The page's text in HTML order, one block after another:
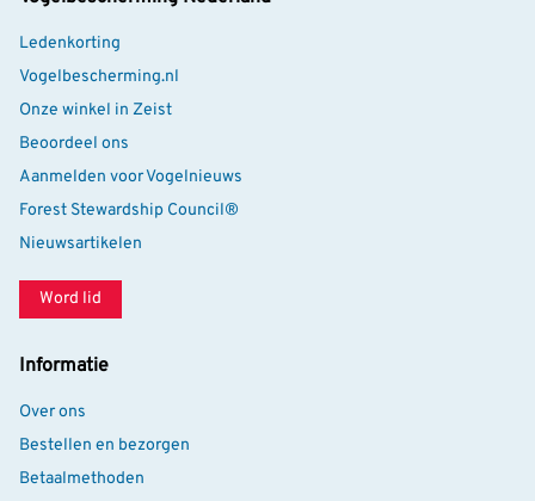
aan meer insecten en meer vogels.
Voordelen op een rij:
Grootste model uit de serie, met maximale
nestcapaciteit
Ondersteunt bestuivers én vergroot het voedselaanbod
voor vogels
Gevuld met bamboe en hardhouten nestkamers in
diverse diameters
Stevig, duurzaam en stijlvol vormgegeven
Ledenkorting
Vogelbescherming.nl
Onze winkel in Zeist
Beoordeel ons
Aanmelden voor Vogelnieuws
Forest Stewardship Council®
Nieuwsartikelen
Word lid
Informatie
Over ons
Bestellen en bezorgen
Betaalmethoden